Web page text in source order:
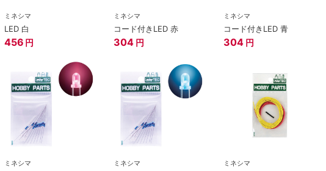
ミネシマ
LED 白
456 円
ミネシマ
コード付きLED 赤
304 円
ミネシマ
コード付きLED 青
304 円
ミネシマ ミネシマ ミネシマ